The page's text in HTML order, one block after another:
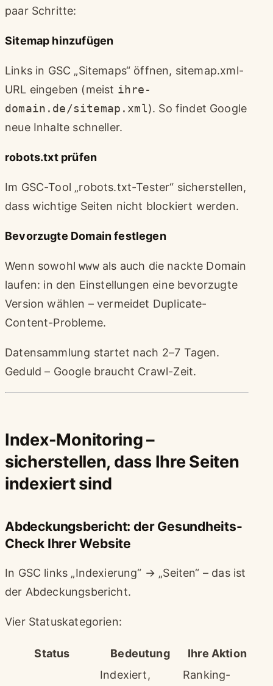
paar Schritte:
Sitemap hinzufügen
Links in GSC „Sitemaps“ öffnen, sitemap.xml-
URL eingeben (meist ihre-
domain.de/sitemap.xml). So findet Google
neue Inhalte schneller.
robots.txt prüfen
Im GSC-Tool „robots.txt-Tester“ sicherstellen,
dass wichtige Seiten nicht blockiert werden.
Bevorzugte Domain festlegen
Wenn sowohlwwwals auch die nackte Domain
laufen: in den Einstellungen eine bevorzugte
Version wählen – vermeidet Duplicate-
Content-Probleme.
Datensammlung startet nach 2–7 Tagen.
Geduld – Google braucht Crawl-Zeit.
Index-Monitoring –
sicherstellen, dass Ihre Seiten
indexiert sind
Abdeckungsbericht: der Gesundheits-
Check Ihrer Website
In GSC links „Indexierung“ → „Seiten“ – das ist
der Abdeckungsbericht.
Vier Statuskategorien:
Status Bedeutung Ihre Aktion
Indexiert,
Ranking-